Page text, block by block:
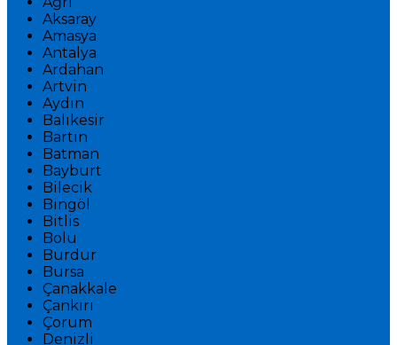
Aksaray
Amasya
Antalya
Ardahan
Artvin
Aydın
Balıkesir
Bartın
Batman
Bayburt
Bilecik
Bingöl
Bitlis
Bolu
Burdur
Bursa
Çanakkale
Çankırı
Çorum
Denizli